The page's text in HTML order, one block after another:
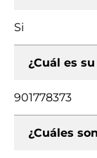
Si
¿Cuál es su
901778373
¿Cuáles